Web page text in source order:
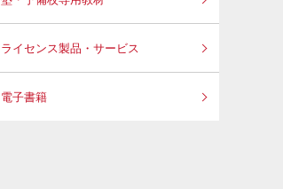
ライセンス製品・サービス
電子書籍